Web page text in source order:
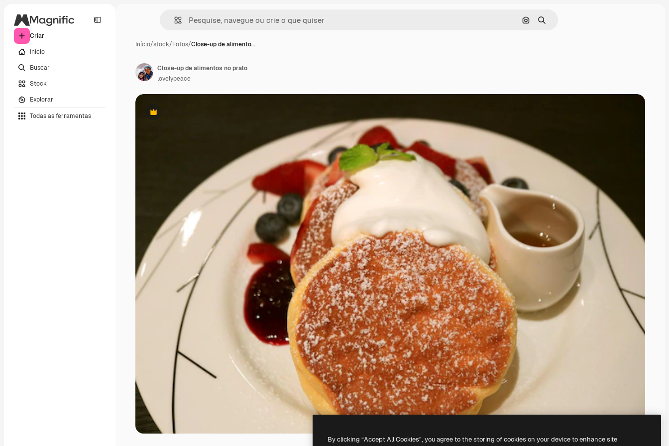
Criar
Início
Buscar
Stock
Explorar
Todas as ferramentas
Pesquisar por imagem
Buscar
Início/stock/Fotos/Close-up de alimento…
Premium
Close-up de alimentos no prato
lovelypeace
By clicking “Accept All Cookies”, you agree to the storing of cookies on your device to enhance site